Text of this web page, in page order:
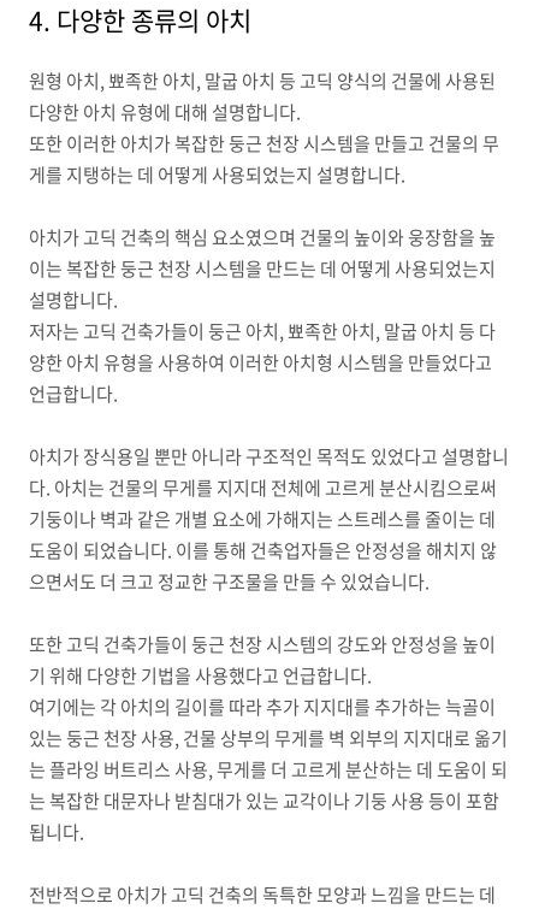
4. 다양한 종류의 아치
원형 아치,뾰족한 아치, 말굽 아치 등 고딕 양식의 건물에 사용된
다양한 아치 유형에 대해 설명합니다.
또한 이러한 아치가 복잡한 둥근 천장 시스템을 만들고 건물의 무
게를 지탱하는 데 어떻게 사용되었는지 설명합니다.
아치가 고딕 건축의 핵심 요소였으며 건물의 높이와 웅장함을 높
이는 복잡한 둥근 천장 시스템을 만드는 데 어떻게 사용되었는지
설명합니다.
저자는 고딕 건축가들이 둥근 아치,뾰족한 아치, 말굽 아치 등 다
양한 아치 유형을 사용하여 이러한 아치형 시스템을 만들었다고
언급합니다.
아치가 장식용일 뿐만 아니라 구조적인 목적도 있었다고 설명합니
다. 아치는 건물의 무게를 지지대 전체에 고르게 분산시킴으로써
기둥이나 벽과 같은 개별 요소에 가해지는 스트레스를 줄이는 데
도움이 되었습니다. 이를 통해 건축업자들은 안정성을 해치지 않
으면서도 더 크고 정교한 구조물을 만들 수 있었습니다.
또한 고딕 건축가들이 둥근 천장 시스템의 강도와 안정성을 높이
기 위해 다양한 기법을 사용했다고 언급합니다.
여기에는 각 아치의 길이를 따라 추가 지지대를 추가하는 늑골이
있는 둥근 천장 사용, 건물 상부의 무게를 벽 외부의 지지대로 옮기
는 플라잉 버트리스 사용,무게를 더 고르게 분산하는 데 도움이 되
는 복잡한 대문자나 받침대가 있는 교각이나 기둥 사용 등이 포함
됩니다.
전반적으로 아치가 고딕 건축의 독특한 모양과 느낌을 만드는 데